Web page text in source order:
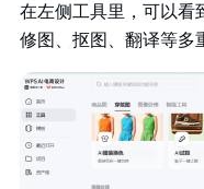
在左侧工具里，可以看
修图、抠图、翻译等多